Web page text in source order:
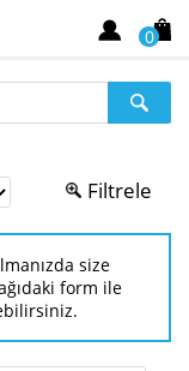
0
Filtrele
size
form ile